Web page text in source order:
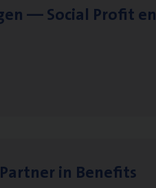
— Soci­al Pro­fit en
in Benefits